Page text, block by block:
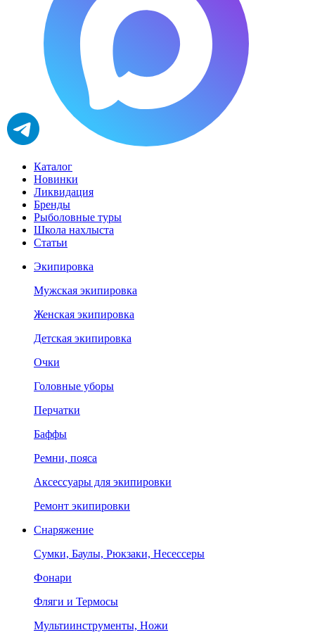
Каталог
Новинки
Ликвидация
Бренды
Рыболовные туры
Школа нахлыста
Статьи
Экипировка
Мужская экипировка
Женская экипировка
Детская экипировка
Очки
Головные уборы
Перчатки
Баффы
Ремни, пояса
Аксессуары для экипировки
Ремонт экипировки
Снаряжение
Сумки, Баулы, Рюкзаки, Несессеры
Фонари
Фляги и Термосы
Мультиинструменты, Ножи